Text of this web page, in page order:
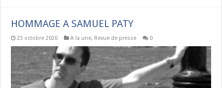
HOMMAGE A SAMUEL PATY
23 octobre 2020 A la une, Revue de presse 0